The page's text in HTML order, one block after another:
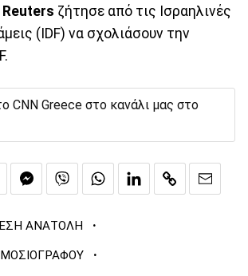
Reuters ζήτησε από τις Ισραηλινές
(IDF) να σχολιάσουν την
CNN Greece στο κανάλι μας στο
ΑΝΑΤΟΛΗ ·
·